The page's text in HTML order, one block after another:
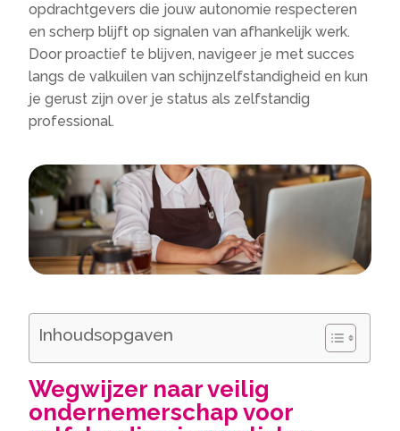
opdrachtgevers die jouw autonomie respecteren
en scherp blijft op signalen van afhankelijk werk.​
Door proactief te blijven, navigeer je met succes
langs de valkuilen van schijnzelfstandigheid en kun
je gerust zijn over je status als zelfstandig
professional.​
Inhoudsopgaven
Wegwijzer naar veilig
ondernemerschap voor